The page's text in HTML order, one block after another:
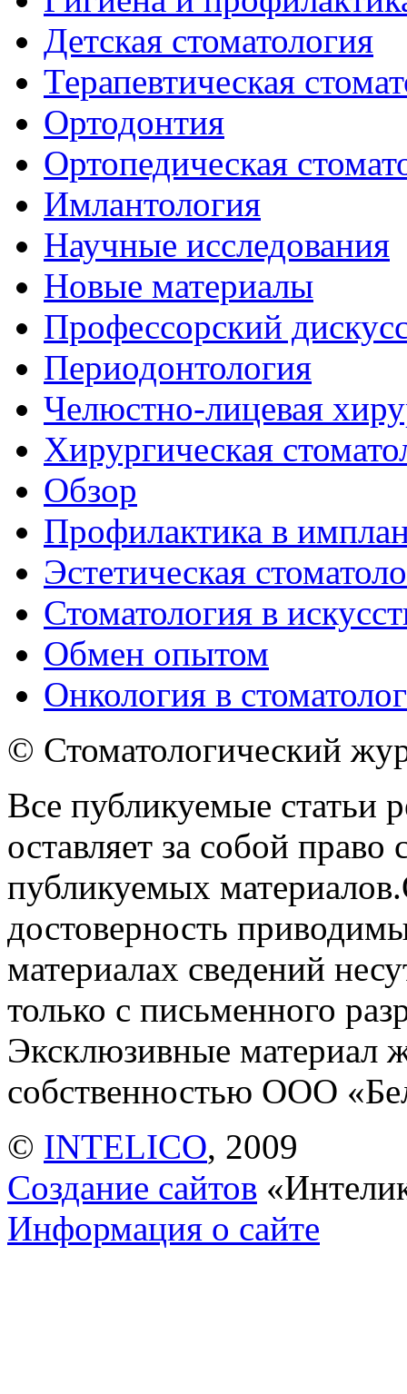
Детская стоматология
Терапевтическая
Ортодонтия
Ортопедическая
Имлантология
Научные исследования
Новые материалы
Профессорский
Периодонтология
Челюстно-лицевая
Хирургическая
Обзор
Профилактика в
Эстетическая
Стоматология в
Обмен опытом
Онкология в
© Стоматологический
Все публикуемые статьи
оставляет за собой
публикуемых
достоверность
материалах сведений
только с письменного
Эксклюзивные материал
собственностью ООО
© INTELICO, 2009
Создание сайтов
Информация о сайте